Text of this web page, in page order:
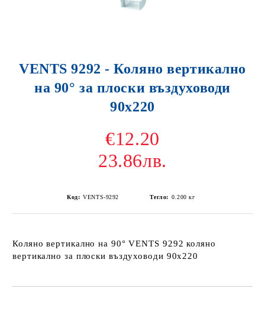
VENTS 9292 - Коляно вертикално
на 90° за плоски въздуховоди
90x220
€12.20
23.86лв.
Код: VENTS-9292 Тегло: 0.200 кг
Коляно вертикално на 90° VENTS 9292 коляно
вертикално за плоски въздуховоди 90х220